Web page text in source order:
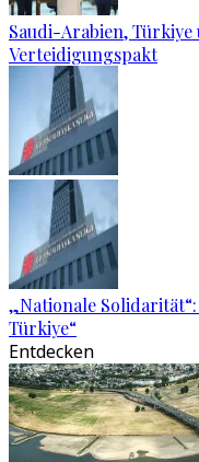
Saudi-Arabien,
Verteidigungspakt
„Nationale
Türkiye“
Entdecken